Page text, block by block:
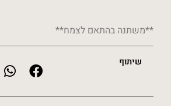
**משתנה בהתאם לצמח**
שיתוף